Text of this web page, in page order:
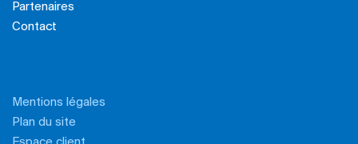
Partenaires
Contact
Mentions légales
Plan du site